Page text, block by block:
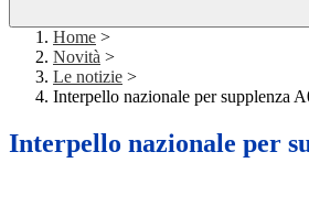
Home >
Novità >
Le notizie >
Interpello nazionale per supplenza
Interpello nazionale per